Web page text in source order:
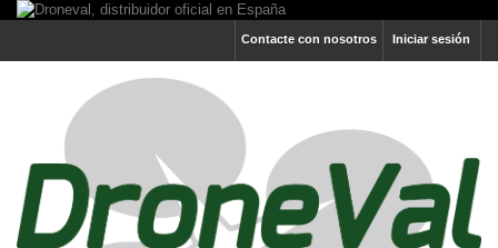
Iniciar sesión
Contacte con nosotros